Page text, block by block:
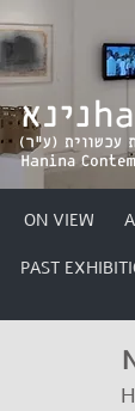
ON VIEW
PAST